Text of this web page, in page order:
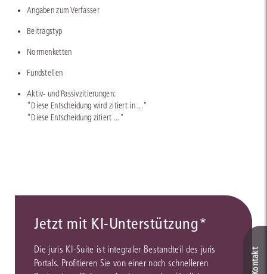
Angaben zum Verfasser
Beitragstyp
Normenketten
Fundstellen
Aktiv- und Passivzitierungen:
"Diese Entscheidung wird zitiert in ..."
"Diese Entscheidung zitiert ..."
Jetzt mit KI-Unterstützung*
Die juris KI-Suite ist integraler Bestandteil des juris
Portals. Profitieren Sie von einer noch schnelleren